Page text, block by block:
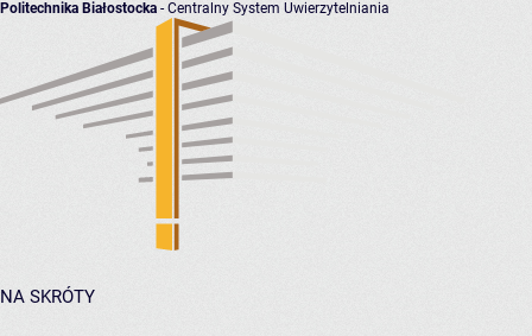
Politechnika Białostocka - Centralny System Uwierzytelniania
NA SKRÓTY